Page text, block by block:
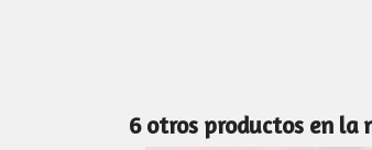
6 otros productos en la